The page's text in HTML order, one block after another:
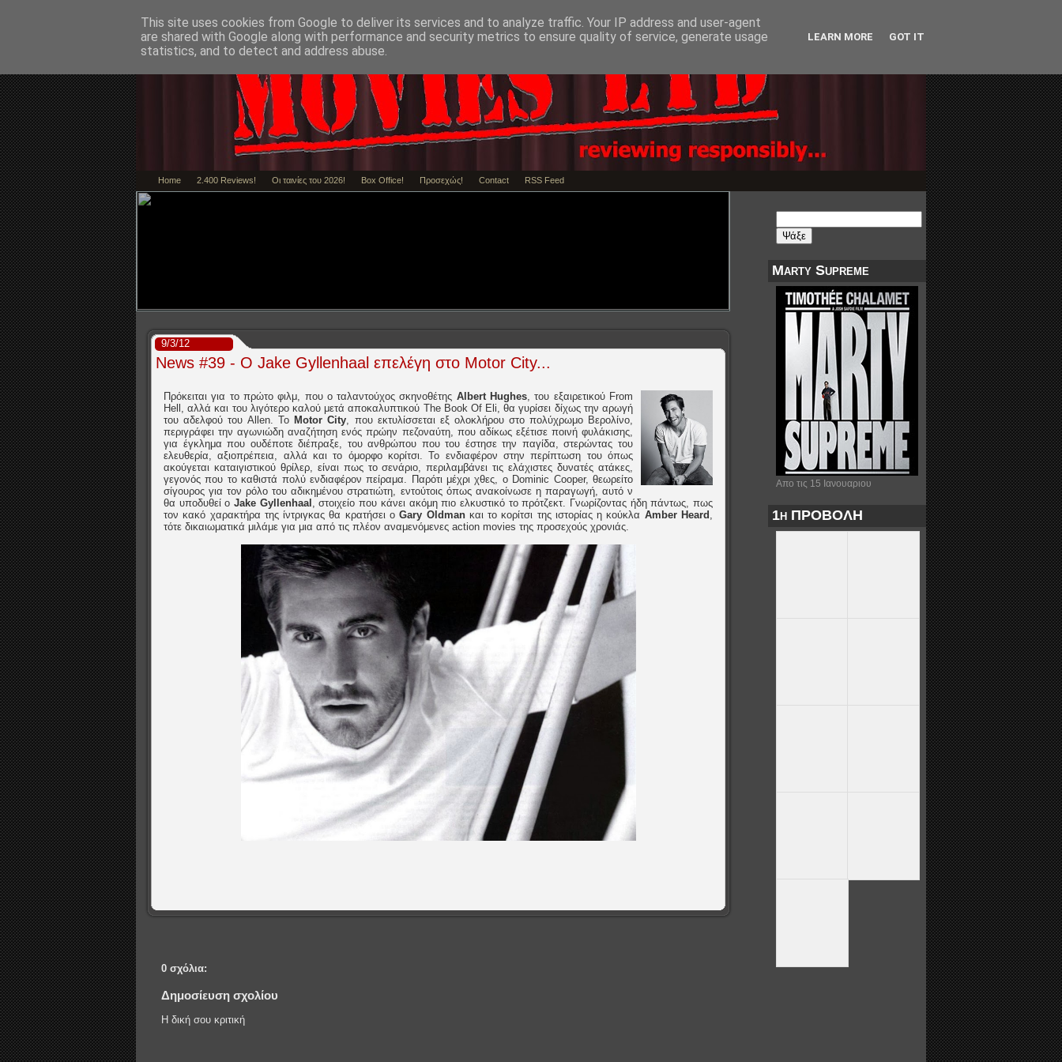
Home 2.400 Reviews! Οι ταινίες του 2026! Box Office! Προσεχώς! Contact RSS Feed
Marty Supreme - Review / Κριτική
9/3/12
News #39 - Ο Jake Gyllenhaal επελέγη στο Motor City...
Πρόκειται για το πρώτο φιλμ, που ο ταλαντούχος σκηνοθέτης Albert Hughes, του εξαιρετικού From
Hell, αλλά και του λιγότερο καλού μετά αποκαλυπτικού The Book Of Eli, θα γυρίσει δίχως την αρωγή
του αδελφού του Allen. Το Motor City, που εκτυλίσσεται εξ ολοκλήρου στο πολύχρωμο Βερολίνο,
περιγράφει την αγωνιώδη αναζήτηση ενός πρώην πεζοναύτη, που αδίκως εξέτισε ποινή φυλάκισης,
για έγκλημα που ουδέποτε διέπραξε, του ανθρώπου που του έστησε την παγίδα, στερώντας του
ελευθερία, αξιοπρέπεια, αλλά και το όμορφο κορίτσι. Το ενδιαφέρον στην περίπτωση του όπως
ακούγεται καταιγιστικού θρίλερ, είναι πως το σενάριο, περιλαμβάνει τις ελάχιστες δυνατές ατάκες,
γεγονός που το καθιστά πολύ ενδιαφέρον πείραμα. Παρότι μέχρι χθες, ο Dominic Cooper, θεωρείτο
σίγουρος για τον ρόλο του αδικημένου στρατιώτη, εντούτοις όπως ανακοίνωσε η παραγωγή, αυτό ν
θα υποδυθεί οJake Gyllenhaal , στοιχείο που κάνει ακόμη πιο ελκυστικό το πρότζεκτ. Γνωρίζοντας ήδη πάντως, πως
τον κακό χαρακτήρα της ίντριγκας θα κρατήσει οGary Oldmanκαι το κορίτσι της ιστορίας η κούκλα Amber Heard ,
τότε δικαιωματικά μιλάμε για μια από τις πλέον αναμενόμενες action movies της προσεχούς χρονιάς.
0 σχόλια:
Δημοσίευση σχολίου
Η δική σου κριτική
Marty Supreme
Απο τις 15 Ιανουαριου
1η ΠΡΟΒΟΛΗ
This site uses cookies from Google to deliver its services and to analyze traffic. Your IP address and user-agent
are shared with Google along with performance and security metrics to ensure quality of service, generate usage
statistics, and to detect and address abuse.
LEARN MORE GOT IT